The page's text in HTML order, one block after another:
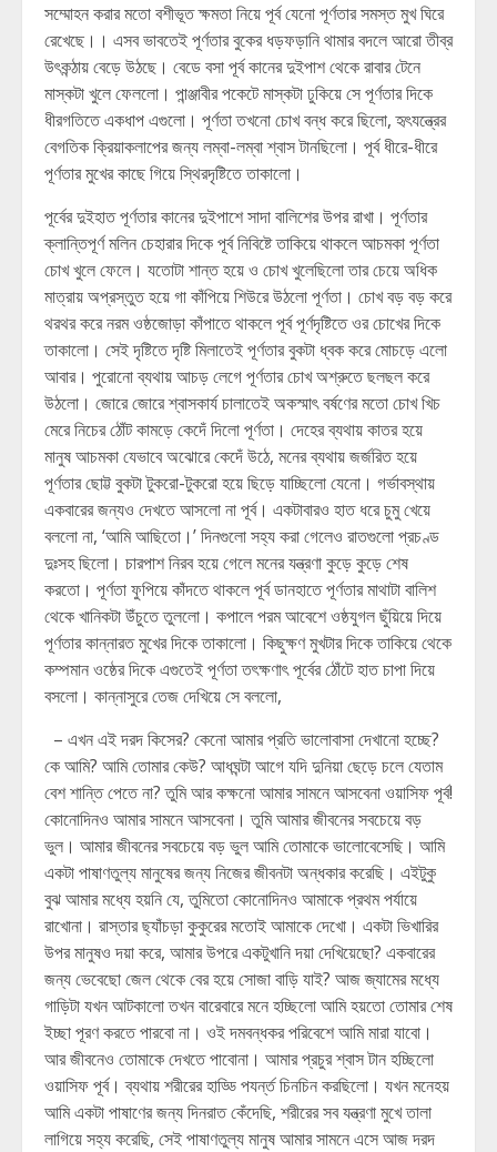
সম্মোহন করার মতো বশীভূত ক্ষমতা নিয়ে পূর্ব যেনো পূর্ণতার সমস্ত মুখ ঘিরে
রেখেছে।। এসব ভাবতেই পূর্ণতার বুকের ধড়ফড়ানি থামার বদলে আরো তীব্র
উৎকন্ঠায় বেড়ে উঠছে। বেডে বসা পূর্ব কানের দুইপাশ থেকে রাবার টেনে
মাস্কটা খুলে ফেললো। পান্ঞ্জাবীর পকেটে মাস্কটা ঢুকিয়ে সে পূর্ণতার দিকে
ধীরগতিতে একধাপ এগুলো। পূর্ণতা তখনো চোখ বন্ধ করে ছিলো, হৃৎযন্ত্রের
বেগতিক ক্রিয়াকলাপের জন্য লম্বা-লম্বা শ্বাস টানছিলো। পূর্ব ধীরে-ধীরে
পূর্ণতার মুখের কাছে গিয়ে স্থিরদৃষ্টিতে তাকালো।
পূর্বের দুইহাত পূর্ণতার কানের দুইপাশে সাদা বালিশের উপর রাখা। পূর্ণতার
ক্লান্তিপূর্ণ মলিন চেহারার দিকে পূর্ব নিবিষ্টে তাকিয়ে থাকলে আচমকা পূর্ণতা
চোখ খুলে ফেলে। যতোটা শান্ত হয়ে ও চোখ খুলেছিলো তার চেয়ে অধিক
মাত্রায় অপ্রস্তুত হয়ে গা কাঁপিয়ে শিউরে উঠলো পূর্ণতা। চোখ বড় বড় করে
থরথর করে নরম ওষ্ঠজোড়া কাঁপাতে থাকলে পূর্ব পূর্ণদৃষ্টিতে ওর চোখের দিকে
তাকালো। সেই দৃষ্টিতে দৃষ্টি মিলাতেই পূর্ণতার বুকটা ধ্বক করে মোচড়ে এলো
আবার। পুরোনো ব্যথায় আচড় লেগে পূর্ণতার চোখ অশ্রুতে ছলছল করে
উঠলো। জোরে জোরে শ্বাসকার্য চালাতেই অকস্মাৎ বর্ষণের মতো চোখ খিচ
মেরে নিচের ঠোঁট কামড়ে কেদেঁ দিলো পূর্ণতা। দেহের ব্যথায় কাতর হয়ে
মানুষ আচমকা যেভাবে অঝোরে কেদেঁ উঠে, মনের ব্যথায় জর্জরিত হয়ে
পূর্ণতার ছোট্ট বুকটা টুকরো-টুকরো হয়ে ছিড়ে যাচ্ছিলো যেনো। গর্ভাবস্থায়
একবারের জন্যও দেখতে আসলো না পূর্ব। একটাবারও হাত ধরে চুমু খেয়ে
বললো না, ‘আমি আছিতো।’ দিনগুলো সহ্য করা গেলেও রাতগুলো প্রচণ্ড
দুঃসহ ছিলো। চারপাশ নিরব হয়ে গেলে মনের যন্ত্রণা কুড়ে কুড়ে শেষ
করতো। পূর্ণতা ফুপিয়ে কাঁদতে থাকলে পূর্ব ডানহাতে পূর্ণতার মাথাটা বালিশ
থেকে খানিকটা উঁচুতে তুললো। কপালে পরম আবেশে ওষ্ঠযুগল ছুঁয়িয়ে দিয়ে
পূর্ণতার কান্নারত মুখের দিকে তাকালো। কিছুক্ষণ মুখটার দিকে তাকিয়ে থেকে
কম্পমান ওষ্ঠের দিকে এগুতেই পূর্ণতা তৎক্ষণাৎ পূর্বের ঠোঁটে হাত চাপা দিয়ে
বসলো। কান্নাসুরে তেজ দেখিয়ে সে বললো,
– এখন এই দরদ কিসের? কেনো আমার প্রতি ভালোবাসা দেখানো হচ্ছে?
কে আমি? আমি তোমার কেউ? আধঘন্টা আগে যদি দুনিয়া ছেড়ে চলে যেতাম
বেশ শান্তি পেতে না? তুমি আর কক্ষনো আমার সামনে আসবেনা ওয়াসিফ পূর্ব!
কোনোদিনও আমার সামনে আসবেনা। তুমি আমার জীবনের সবচেয়ে বড়
ভুল। আমার জীবনের সবচেয়ে বড় ভুল আমি তোমাকে ভালোবেসেছি। আমি
একটা পাষাণতুল্য মানুষের জন্য নিজের জীবনটা অন্ধকার করেছি। এইটুকু
বুঝ আমার মধ্যে হয়নি যে, তুমিতো কোনোদিনও আমাকে প্রথম পর্যায়ে
রাখোনা। রাস্তার ছ্যাঁচড়া কুকুরের মতোই আমাকে দেখো। একটা ভিখারির
উপর মানুষও দয়া করে, আমার উপরে একটুখানি দয়া দেখিয়েছো? একবারের
জন্য ভেবেছো জেল থেকে বের হয়ে সোজা বাড়ি যাই? আজ জ্যামের মধ্যে
গাড়িটা যখন আটকালো তখন বারেবারে মনে হচ্ছিলো আমি হয়তো তোমার শেষ
ইচ্ছা পূরণ করতে পারবো না। ওই দমবন্ধকর পরিবেশে আমি মারা যাবো।
আর জীবনেও তোমাকে দেখতে পাবোনা। আমার প্রচুর শ্বাস টান হচ্ছিলো
ওয়াসিফ পূর্ব। ব্যথায় শরীরের হাড্ডি পযর্ন্ত চিনচিন করছিলো। যখন মনেহয়
আমি একটা পাষাণের জন্য দিনরাত কেঁদেছি, শরীরের সব যন্ত্রণা মুখে তালা
লাগিয়ে সহ্য করেছি, সেই পাষাণতুল্য মানুষ আমার সামনে এসে আজ দরদ